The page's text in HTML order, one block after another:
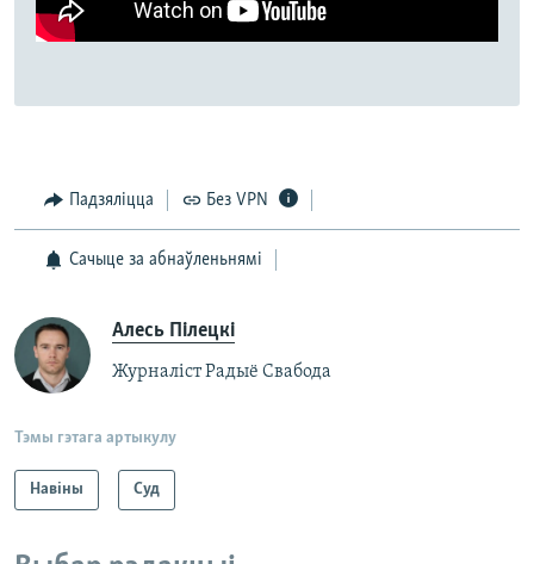
Падзяліцца Без VPN
Сачыце за абнаўленьнямі
Алесь Пілецкі
Журналіст Радыё Свабода
Тэмы гэтага артыкулу
Навіны Суд